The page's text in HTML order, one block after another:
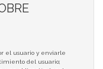
el usuario y enviarle
del usuario;